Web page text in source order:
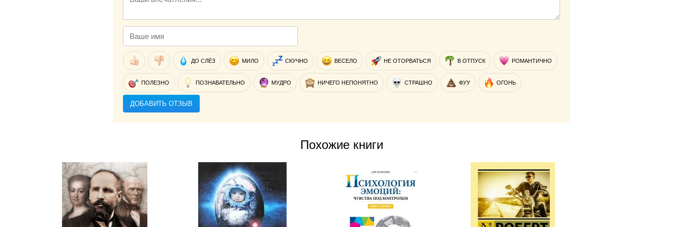
ДО СЛЁЗ МИЛО СКУЧНО ВЕСЕЛО НЕ ОТОРВАТЬСЯ В ОТПУСК РОМАНТИЧНО
ПОЛЕЗНО ПОЗНАВАТЕЛЬНО МУДРО НИЧЕГО НЕПОНЯТНО СТРАШНО ФУУ ОГОНЬ
ДОБАВИТЬ ОТЗЫВ
Похожие книги